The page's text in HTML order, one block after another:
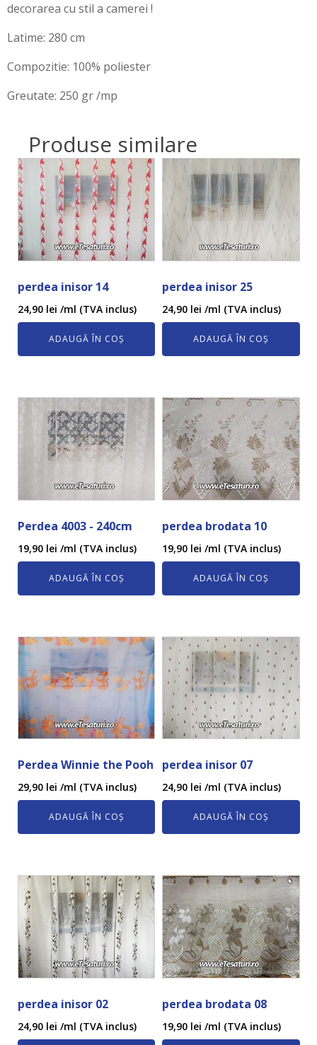
decorarea cu stil a camerei !
Latime: 280 cm
Compozitie: 100% poliester
Greutate: 250 gr /mp
Produse similare
perdea inisor 14
24,90 lei /ml (TVA inclus)
ADAUGĂ ÎN COȘ
perdea inisor 25
24,90 lei /ml (TVA inclus)
ADAUGĂ ÎN COȘ
Perdea 4003 - 240cm
19,90 lei /ml (TVA inclus)
ADAUGĂ ÎN COȘ
perdea brodata 10
19,90 lei /ml (TVA inclus)
ADAUGĂ ÎN COȘ
Perdea Winnie the Pooh
29,90 lei /ml (TVA inclus)
ADAUGĂ ÎN COȘ
perdea inisor 07
24,90 lei /ml (TVA inclus)
ADAUGĂ ÎN COȘ
perdea inisor 02
24,90 lei /ml (TVA inclus)
perdea brodata 08
19,90 lei /ml (TVA inclus)